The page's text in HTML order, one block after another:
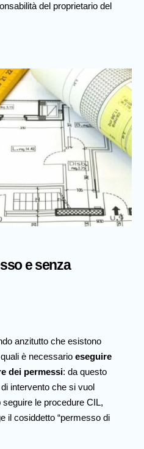
del proprietario del
e senza
anzitutto che esistono
è necessario eseguire
dei permessi: da questo
intervento che si vuol
le procedure CIL,
il cosiddetto “permesso di